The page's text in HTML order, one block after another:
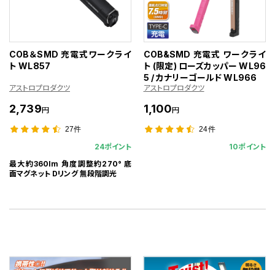
COB＆SMD 充電式ワークライ
ト WL857
アストロプロダクツ
2,739円
27件
24ポイント
最大約360lm 角度調整約270° 底
面マグネット Dリング 無段階調光
COB&SMD 充電式 ワークライ
ト (限定) ローズカッパー WL96
5 / カナリーゴールド WL966
アストロプロダクツ
1,100円
24件
10ポイント